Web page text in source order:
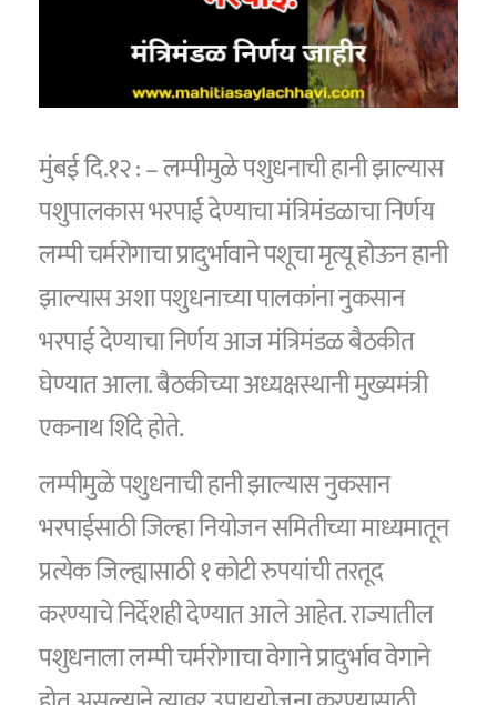
मुंबई दि.१२ : – लम्पीमुळे पशुधनाची हानी झाल्यास
पशुपालकास भरपाई देण्याचा मंत्रिमंडळाचा निर्णय
लम्पी चर्मरोगाचा प्रादुर्भावाने पशूचा मृत्यू होऊन हानी
झाल्यास अशा पशुधनाच्या पालकांना नुकसान
भरपाई देण्याचा निर्णय आज मंत्रिमंडळ बैठकीत
घेण्यात आला. बैठकीच्या अध्यक्षस्थानी मुख्यमंत्री
एकनाथ शिंदे होते.
लम्पीमुळे पशुधनाची हानी झाल्यास नुकसान
भरपाईसाठी जिल्हा नियोजन समितीच्या माध्यमातून
प्रत्येक जिल्ह्यासाठी १ कोटी रुपयांची तरतूद
करण्याचे निर्देशही देण्यात आले आहेत. राज्यातील
पशुधनाला लम्पी चर्मरोगाचा वेगाने प्रादुर्भाव वेगाने